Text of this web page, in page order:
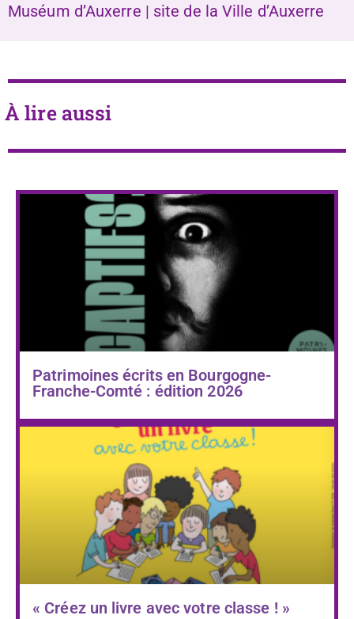
Muséum d’Auxerre | site de la Ville d’Auxerre
À lire aussi
Patrimoines écrits en Bourgogne-
Franche-Comté : édition 2026
« Créez un livre avec votre classe ! »